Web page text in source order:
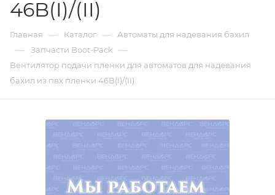
46B(I)/(II)
Главная — Каталог — Автоматы для надевания бахил
— Запчасти Boot-Pack —
Вентилятор подачи пленки для автоматов для надевания
бахил из пвх пленки 46B(I)/(II)